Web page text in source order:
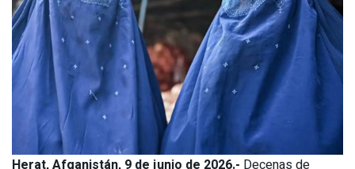
Herat, Afganistán, 9 de junio de 2026.- Decenas de